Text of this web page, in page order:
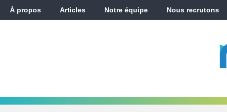
À propos Articles Notre équipe Nous recrutons